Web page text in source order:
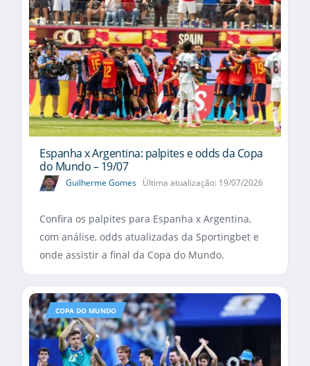
Espanha x Argentina: palpites e odds da Copa
do Mundo – 19/07
Guilherme Gomes Última atualização: 19/07/2026
Confira os palpites para Espanha x Argentina,
com análise, odds atualizadas da Sportingbet e
onde assistir a final da Copa do Mundo.
COPA DO MUNDO